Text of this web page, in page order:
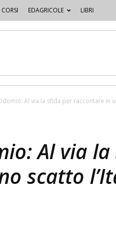
CORSI EDAGRICOLE LIBRI
Al via la sfida per raccontare in
Al via
scatto